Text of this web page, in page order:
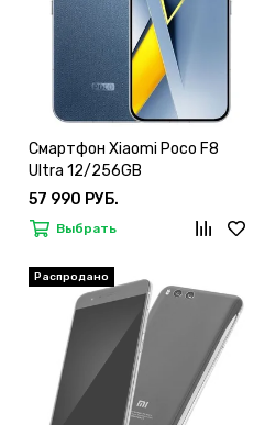
Смартфон Xiaomi Poco F8
Ultra 12/256GB
57 990 РУБ.
Выбрать